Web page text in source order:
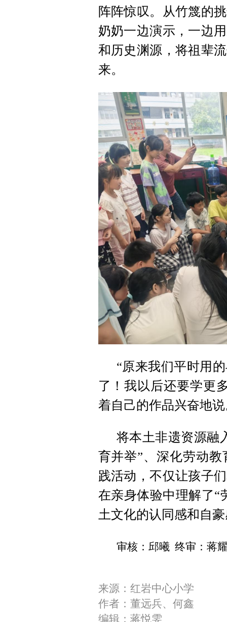
阵阵惊叹。从竹篾的
奶奶一边演示，一边
和历史渊源，将祖辈
来。
“原来我们平时用
了！我以后还要学更
着自己的作品兴奋地
将本土非遗资源融
育并举”、深化劳动
践活动，不仅让孩子
在亲身体验中理解了“
土文化的认同感和自
审核：邱曦 终审：蒋
来源：红岩中心小学
作者：董远兵、何鑫
编辑：蒋悦雯